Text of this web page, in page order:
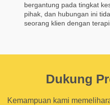
bergantung pada tingkat
pihak, dan hubungan ini
seorang klien dengan
Dukung
Kemampuan kami